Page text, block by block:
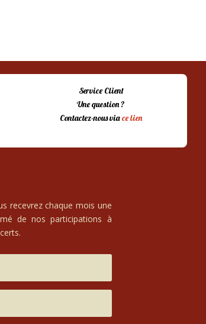
Service Client
Une question ?
Contactez-nous viace lien
recevrez chaque mois une
de nos participations à